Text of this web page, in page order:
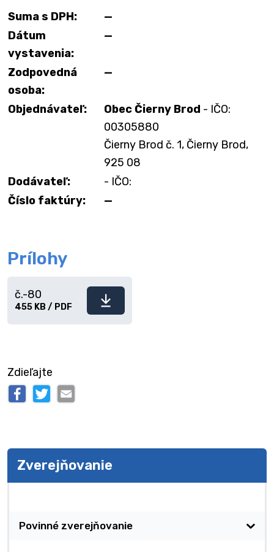
Suma s DPH:
—
Dátum
vystavenia:
—
Zodpovedná
osoba:
—
Objednávateľ: Obec Čierny Brod - IČO:
00305880
Čierny Brod č. 1, Čierny Brod,
925 08
Dodávateľ:
- IČO:
Číslo faktúry:
—
Prílohy
Stiahnuť
č.-80
455 KB / PDF
Zdieľajte
Zverejňovanie
Povinné zverejňovanie